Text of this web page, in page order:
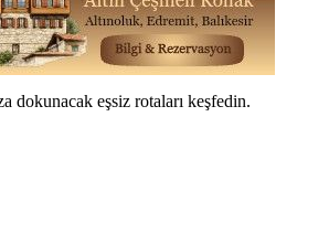
dokunacak eşsiz rotaları keşfedin.